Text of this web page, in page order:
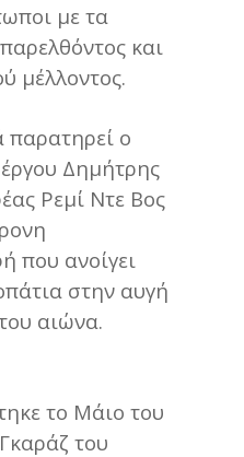
με τα
και
μέλλοντος.
ο
Δημήτρης
Ρεμί Ντε Βος
που ανοίγει
στην αυγή
αιώνα.
το Μάιο του
του